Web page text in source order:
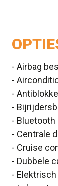
- Airbag
-
-
-
- Bluetooth
- Centrale
- Cruise
- Dubbele
-